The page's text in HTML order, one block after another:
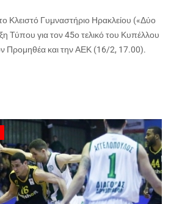
Κλειστό Γυμναστήριο Ηρακλείου («Δύο
Τύπου για τον 45ο τελικό του Κυπέλλου
Προμηθέα και την ΑΕΚ (16/2, 17.00).